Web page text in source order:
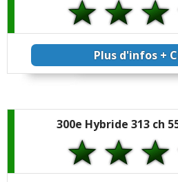
Plus d'infos +
300e Hybride 313 ch